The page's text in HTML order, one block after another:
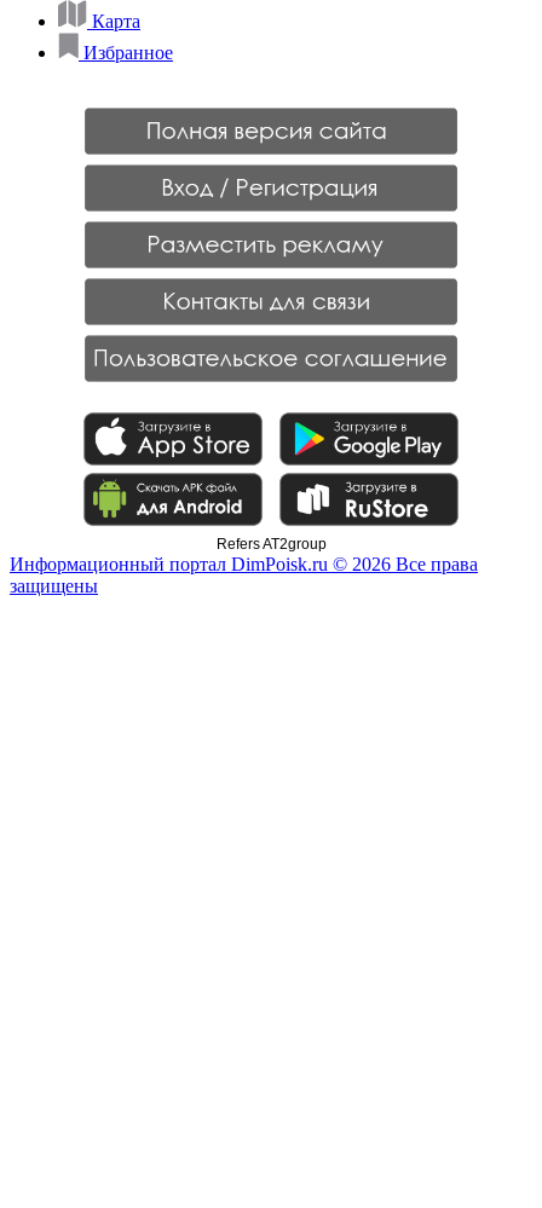
Карта
Избранное
Refers AT2group
Информационный портал DimPoisk.ru © 2026 Все права
защищены